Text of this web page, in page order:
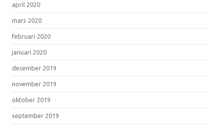
april 2020
mars 2020
februari 2020
januari 2020
december 2019
november 2019
oktober 2019
september 2019